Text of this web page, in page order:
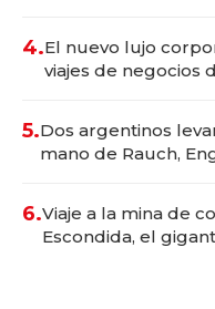
4.El nuevo lujo
viajes de negocios
5.Dos argentinos
mano de Rauch,
6.Viaje a la mina de
Escondida, el